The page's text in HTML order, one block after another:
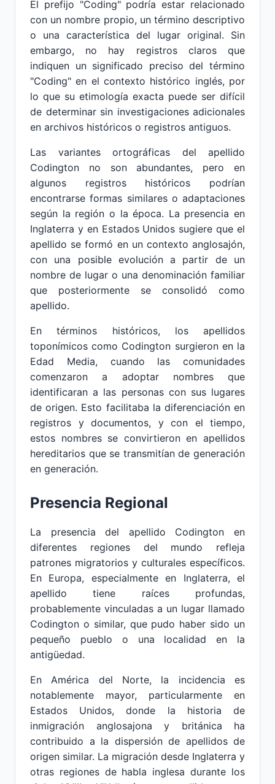
El prefijo "Coding" podría estar relacionado
con un nombre propio, un término descriptivo
o una característica del lugar original. Sin
embargo, no hay registros claros que
indiquen un significado preciso del término
"Coding" en el contexto histórico inglés, por
lo que su etimología exacta puede ser difícil
de determinar sin investigaciones adicionales
en archivos históricos o registros antiguos.
Las variantes ortográficas del apellido
Codington no son abundantes, pero en
algunos registros históricos podrían
encontrarse formas similares o adaptaciones
según la región o la época. La presencia en
Inglaterra y en Estados Unidos sugiere que el
apellido se formó en un contexto anglosajón,
con una posible evolución a partir de un
nombre de lugar o una denominación familiar
que posteriormente se consolidó como
apellido.
En términos históricos, los apellidos
toponímicos como Codington surgieron en la
Edad Media, cuando las comunidades
comenzaron a adoptar nombres que
identificaran a las personas con sus lugares
de origen. Esto facilitaba la diferenciación en
registros y documentos, y con el tiempo,
estos nombres se convirtieron en apellidos
hereditarios que se transmitían de generación
en generación.
Presencia Regional
La presencia del apellido Codington en
diferentes regiones del mundo refleja
patrones migratorios y culturales específicos.
En Europa, especialmente en Inglaterra, el
apellido tiene raíces profundas,
probablemente vinculadas a un lugar llamado
Codington o similar, que pudo haber sido un
pequeño pueblo o una localidad en la
antigüedad.
En América del Norte, la incidencia es
notablemente mayor, particularmente en
Estados Unidos, donde la historia de
inmigración anglosajona y británica ha
contribuido a la dispersión de apellidos de
origen similar. La migración desde Inglaterra y
otras regiones de habla inglesa durante los